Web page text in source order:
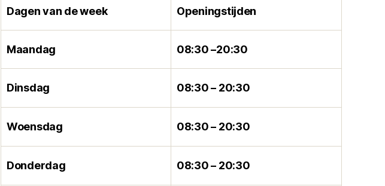
Dagen van de week Openingstijden
Maandag 08:30 –20:30
Dinsdag 08:30 – 20:30
Woensdag 08:30 – 20:30
Donderdag 08:30 – 20:30